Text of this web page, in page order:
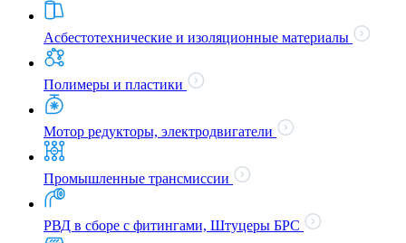
Асбестотехнические и изоляционные материалы
Полимеры и пластики
Мотор редукторы, электродвигатели
Промышленные трансмиссии
РВД в сборе с фитингами, Штуцеры БРС